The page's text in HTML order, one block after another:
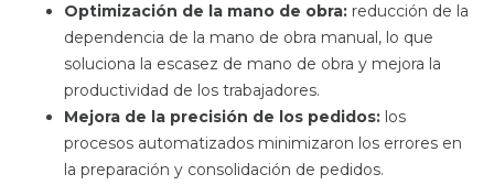
Optimización de la mano de obra: reducción de la
dependencia de la mano de obra manual, lo que
soluciona la escasez de mano de obra y mejora la
productividad de los trabajadores.
Mejora de la precisión de los pedidos: los
procesos automatizados minimizaron los errores en
la preparación y consolidación de pedidos.